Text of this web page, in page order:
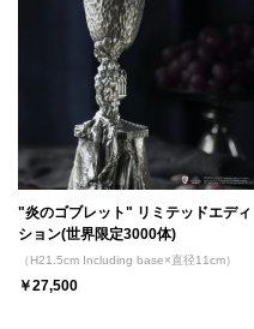
"炎のゴブレット" リミテッドエディ
ション(世界限定3000体)
（H21.5cm Including base×直径11cm）
￥27,500